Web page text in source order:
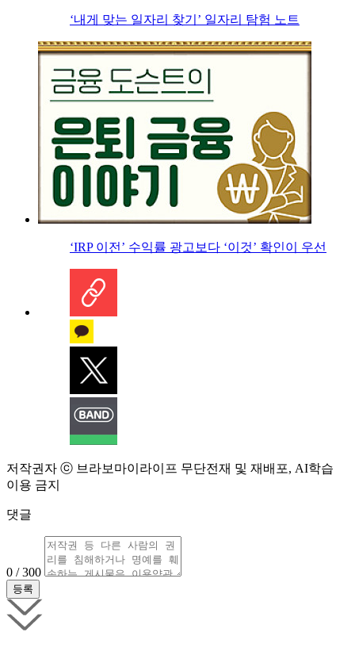
‘내게 맞는 일자리 찾기’ 일자리 탐험 노트
‘IRP 이전’ 수익률 광고보다 ‘이것’ 확인이 우선
저작권자 ⓒ 브라보마이라이프 무단전재 및 재배포, AI학습
이용 금지
댓글
0 / 300